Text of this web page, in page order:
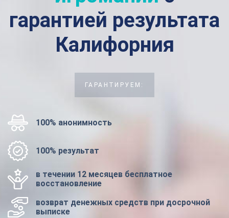
гарантией результата
Калифорния
ГАРАНТИРУЕМ:
100% анонимность
100% результат
в течении 12 месяцев бесплатное
восстановление
возврат денежных средств при досрочной
выписке